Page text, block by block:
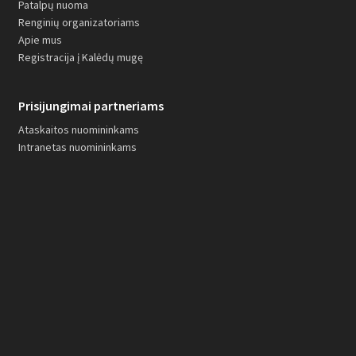
Patalpų nuoma
Renginių organizatoriams
Apie mus
Registracija į Kalėdų mugę
Prisijungimai partneriams
Ataskaitos nuomininkams
Intranetas nuomininkams